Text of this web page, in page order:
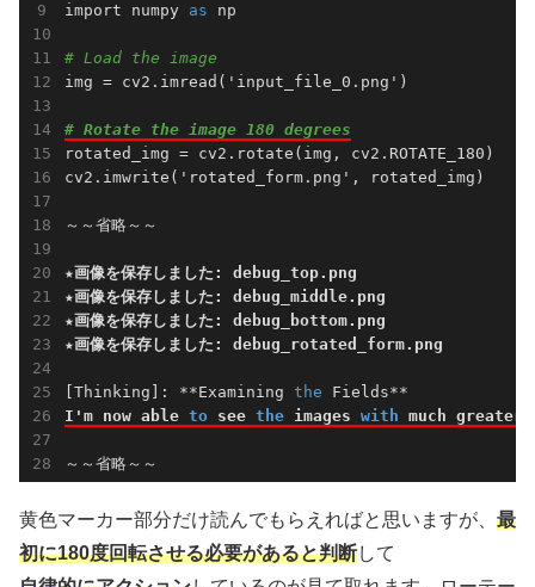
import numpy as np
# Load the image
img = cv2.imread('input_file_0.png')
# Rotate the image 180 degrees
rotated_img = cv2.rotate(img, cv2.ROTATE_180)
cv2.imwrite('rotated_form.png', rotated_img)
～～省略～～
★画像を保存しました: debug_top.png
★画像を保存しました: debug_middle.png
★画像を保存しました: debug_bottom.png
★画像を保存しました: debug_rotated_form.png
[Thinking]: **Examining the
I'm now able to see the images with much
～～省略～～
黄色マーカー部分だけ読んでもらえればと思いますが、 最
初に180度回転させる必要があると判断して